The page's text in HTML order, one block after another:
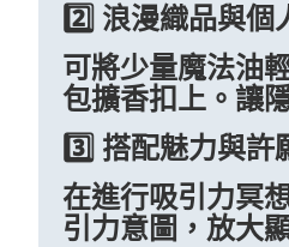
2️⃣ 浪漫織品與個
可將少量魔法油
包擴香扣上。讓
3️⃣ 搭配魅力與許
在進行吸引力冥
引力意圖，放大